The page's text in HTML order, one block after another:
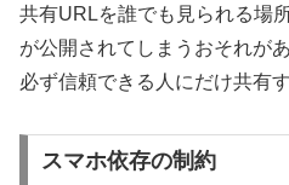
共有URLを誰でも見られる場
が公開されてしまうおそれがあ
必ず信頼できる人にだけ共有
スマホ依存の制約